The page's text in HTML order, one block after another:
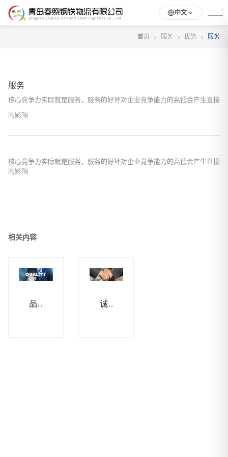
中文
首页 服务 优势 服务
服务
核心竞争力实际就是服务，服务的好坏对企业竞争能力的高低会产生直接
的影响
核心竞争力实际就是服务，服务的好坏对企业竞争能力的高低会产生直接
的影响
相关内容
品质 诚信